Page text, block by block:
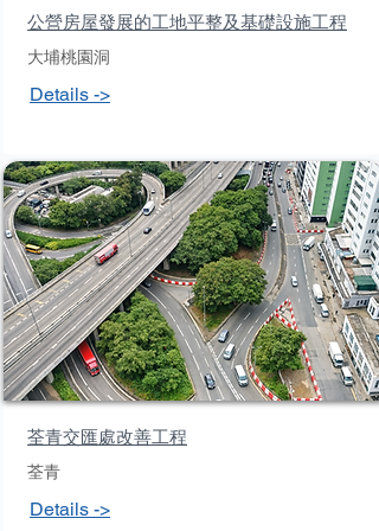
公營房屋發展的工地平整及基礎設施工程
大埔桃園洞
Details ->
荃青交匯處改善工程
荃青
Details ->